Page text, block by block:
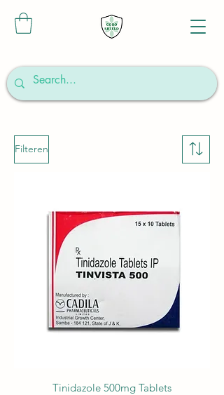
Filteren
Tinidazole 500mg Tablets